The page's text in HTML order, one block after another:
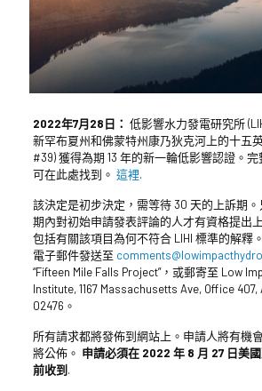
2022年7月28日： 低影響水力發電研究所
新罕布夏州和佛蒙特州康乃狄克河上的十五
#39) 獲得為期 13 年的新一輪低影響認證。
可在此處找到。 這裡.
該決定是初步決定，需等待 30 天的上訴期
期內對初始申請發表評論的人才有資格提出
包括有關該項目為何不符合 LIHI 標準的解釋
電子郵件發送至
“Fifteen Mile Falls Project”，或郵寄至 Low
Institute, 1167 Massachusetts Ave, Office 407,
02476。
所有請求都將發佈到網站上。申請人將有機
將公佈。 申請必須在 2022 年 8 月 27 日美
前收到 .